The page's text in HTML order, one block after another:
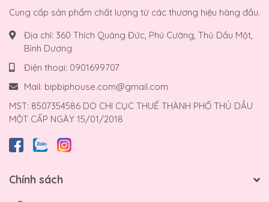
Cung cấp sản phẩm chất lượng từ các thương hiệu hàng đầu.
Địa chỉ: 360 Thích Quảng Đức, Phú Cường, Thủ Dầu Một,
Bình Dương
Điện thoại: 0901699707
Mail: bipbiphouse.com@gmail.com
MST: 8507354586 DO CHI CỤC THUẾ THÀNH PHỐ THỦ DẦU
MỘT CẤP NGÀY 15/01/2018
Chính sách